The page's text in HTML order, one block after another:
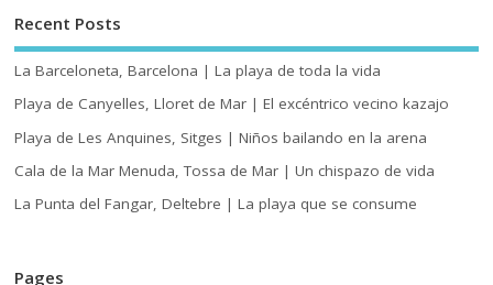
Recent Posts
La Barceloneta, Barcelona | La playa de toda la vida
Playa de Canyelles, Lloret de Mar | El excéntrico vecino kazajo
Playa de Les Anquines, Sitges | Niños bailando en la arena
Cala de la Mar Menuda, Tossa de Mar | Un chispazo de vida
La Punta del Fangar, Deltebre | La playa que se consume
Pages